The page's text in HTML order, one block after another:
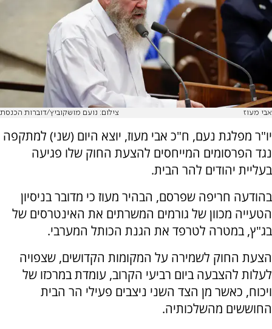
אבי מעוז צילום: נועם מושקוביץ/דוברות הכנסת
יו"ר מפלגת נעם, ח"כ אבי מעוז, יוצא היום (שני) למתקפה
נגד הפרסומים המייחסים להצעת החוק שלו פגיעה
בעליית יהודים להר הבית.
בהודעה חריפה שפרסם, הבהיר מעוז כי מדובר בניסיון
הטעייה מכוון של גורמים המשרתים את האינטרסים של
בג"ץ, במטרה לטרפד את הגנת הכותל המערבי.
הצעת החוק לשמירה על המקומות הקדושים, שצפויה
לעלות להצבעה ביום רביעי הקרוב, עומדת במרכזו של
ויכוח, כאשר מן הצד השני ניצבים פעילי הר הבית
החוששים מהשלכותיה.